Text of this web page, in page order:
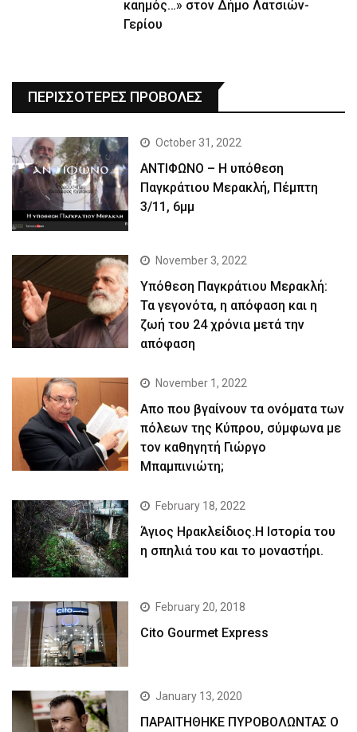
καημός…» στον Δήμο Λατσιών-
Γερίου
ΠΕΡΙΣΣΟΤΕΡΕΣ ΠΡΟΒΟΛΕΣ
October 31, 2022
ΑΝΤΙΦΩΝΟ – Η υπόθεση
Παγκράτιου Μερακλή, Πέμπτη
3/11, 6μμ
November 3, 2022
Yπόθεση Παγκράτιου Μερακλή:
Τα γεγονότα, η απόφαση και η
ζωή του 24 χρόνια μετά την
απόφαση
November 1, 2022
Απο που βγαίνουν τα ονόματα των
πόλεων της Κύπρου, σύμφωνα με
τον καθηγητή Γιώργο
Μπαμπινιώτη;
February 18, 2022
Άγιος Ηρακλείδιος.Η Ιστορία του
η σπηλιά του και το μοναστήρι.
February 20, 2018
Cito Gourmet Express
January 13, 2020
ΠΑΡΑΙΤΗΘΗΚΕ ΠΥΡΟΒΟΛΩΝΤΑΣ Ο